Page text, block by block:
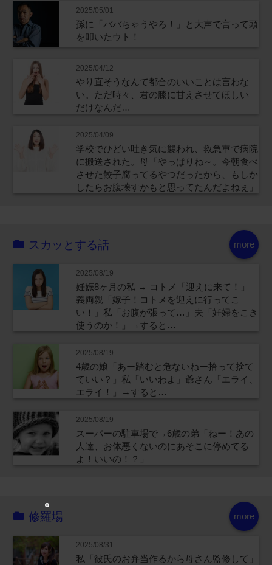
2025/05/01
孫に「ババちゃうやろ！」と大声で言って頭
を叩いたウト！
2025/04/12
やり直そうなんて都合のいいことは言わな
い。ただ時々、君の膝に甘えさせてほしい
だけなんだ…
2025/04/09
学校でひどい吐き気に襲われ、救急車で病院
に搬送された。母「やっぱりね～。今朝食べ
させた餃子腐ってるやつだったから、もしか
したらお腹壊すかもと思ってたんだよねぇ」
more
スカッとする話
2025/08/19
妊娠8ヶ月の私 → コトメ「迎えに来て！」
義両親「嫁子！コトメを迎えに行ってこ
い！」私「お腹が張って…」夫「妊婦をこき
使うのか！」→すると…
2025/08/19
4歳の娘「あー踏むと危ないねー拾って捨て
ていい？」私「いいわよ」爺さん「エライ、
エライ！」→すると…
2025/08/19
スーパーの駐車場で→6歳の弟「ねー！あの
人達、お体悪くないのにあそこに停めてる
よ！いいの！？」
more
修羅場
2025/08/31
私「彼氏のお弁当作るから母さん監修して」